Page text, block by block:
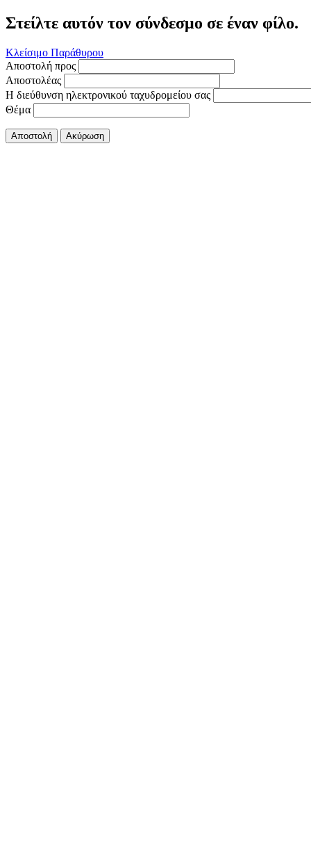
Στείλτε αυτόν τον σύνδεσμο σε έναν φίλο.
Κλείσιμο Παράθυρου
Αποστολή προς
Αποστολέας
Η διεύθυνση ηλεκτρονικού ταχυδρομείου σας
Θέμα
Αποστολή Ακύρωση